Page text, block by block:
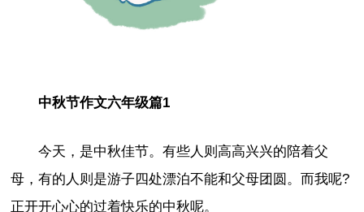
中秋节作文六年级篇1
今天，是中秋佳节。有些人则高高兴兴的陪着父
母，有的人则是游子四处漂泊不能和父母团圆。而我呢?
正开开心心的过着快乐的中秋呢。